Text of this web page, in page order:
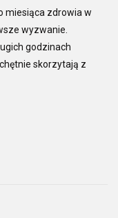
miesiąca zdrowia w
wyzwanie.
godzinach
skorzytają z